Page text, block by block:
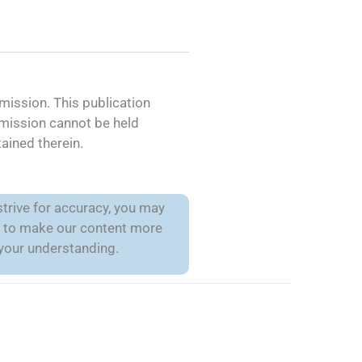
This publication
cannot be held
therein.
for accuracy, you may
make our content more
understanding.